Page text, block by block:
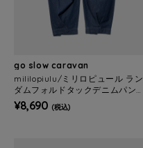
go slow caravan
mililopiulu/ミリロピュール ラン
ダムフォルドタックデニムパンツ
(WOMENS)
¥8,690 (税込)